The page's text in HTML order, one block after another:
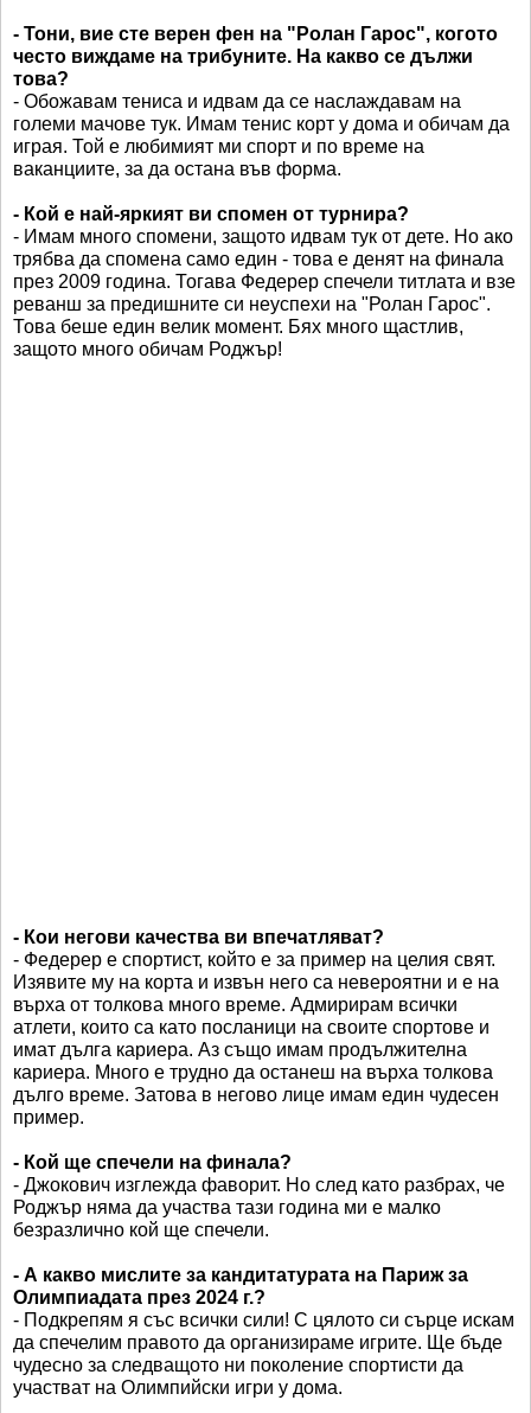
- Тони, вие сте верен фен на "Ролан Гарос", когото
често виждаме на трибуните. На какво се дължи
това?
- Обожавам тениса и идвам да се наслаждавам на
големи мачове тук. Имам тенис корт у дома и обичам да
играя. Той е любимият ми спорт и по време на
ваканциите, за да остана във форма.
- Кой е най-яркият ви спомен от турнира?
- Имам много спомени, защото идвам тук от дете. Но ако
трябва да спомена само един - това е денят на финала
през 2009 година. Тогава Федерер спечели титлата и взе
реванш за предишните си неуспехи на "Ролан Гарос".
Това беше един велик момент. Бях много щастлив,
защото много обичам Роджър!
- Кои негови качества ви впечатляват?
- Федерер е спортист, който е за пример на целия свят.
Изявите му на корта и извън него са невероятни и е на
върха от толкова много време. Адмирирам всички
атлети, които са като посланици на своите спортове и
имат дълга кариера. Аз също имам продължителна
кариера. Много е трудно да останеш на върха толкова
дълго време. Затова в негово лице имам един чудесен
пример.
- Кой ще спечели на финала?
- Джокович изглежда фаворит. Но след като разбрах, че
Роджър няма да участва тази година ми е малко
безразлично кой ще спечели.
- А какво мислите за кандитатурата на Париж за
Олимпиадата през 2024 г.?
- Подкрепям я със всички сили! С цялото си сърце искам
да спечелим правото да организираме игрите. Ще бъде
чудесно за следващото ни поколение спортисти да
участват на Олимпийски игри у дома.